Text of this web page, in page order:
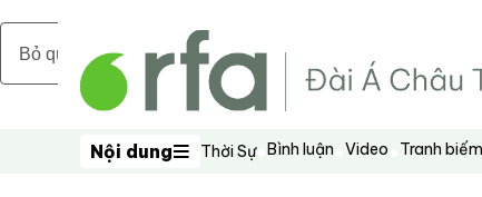
Bỏ qua nội dung chính
Nội dung
Nội dung Thời Sự Bình luận Video Tranh